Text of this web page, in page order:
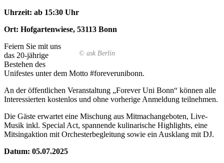
Uhrzeit: ab 15:30 Uhr
Ort: Hofgartenwiese, 53113 Bonn
© ask Berlin
Feiern Sie mit uns
das 20-jährige
Bestehen des
Unifestes unter dem Motto #foreverunibonn.
An der öffentlichen Veranstaltung „Forever Uni Bonn“ können alle
Interessierten kostenlos und ohne vorherige Anmeldung teilnehmen.
Die Gäste erwartet eine Mischung aus Mitmachangeboten, Live-
Musik inkl. Special Act, spannende kulinarische Highlights, eine
Mitsingaktion mit Orchesterbegleitung sowie ein Ausklang mit DJ.
Datum: 05.07.2025